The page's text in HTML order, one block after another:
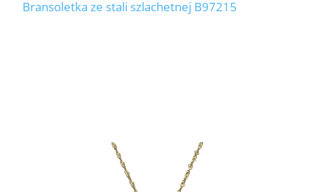
Bransoletka ze stali szlachetnej B97215